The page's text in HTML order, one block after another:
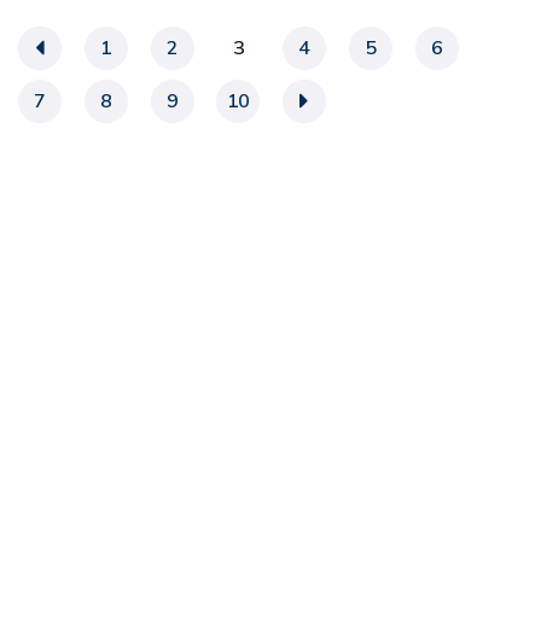
« 1 2 3 4 5
6
7
8 9 10 »